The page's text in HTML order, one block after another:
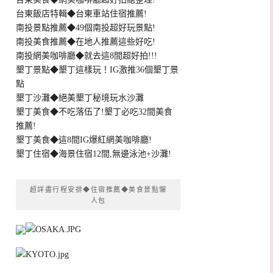
台東飯店特輯◆台東車站住宿推薦!
南投景點推薦◆49個南投超好玩景點!
南投美食推薦◆在地人推薦這些好吃!
南投網美咖啡廳◆就去這8間超好拍!!!
墾丁景點◆墾丁這樣玩！IG激推36個墾丁景
點
墾丁沙灘◆絕美墾丁秘境玩水沙灘
墾丁美食◆不吃落伍了!墾丁必吃32間美食
推薦!
墾丁美食◆這8間IG爆紅網美咖啡廳!
墾丁住宿◆海景住宿12間,無邊泳池+沙灘!
超詳盡行程安排◆住宿推薦◆美食景點懶
人包